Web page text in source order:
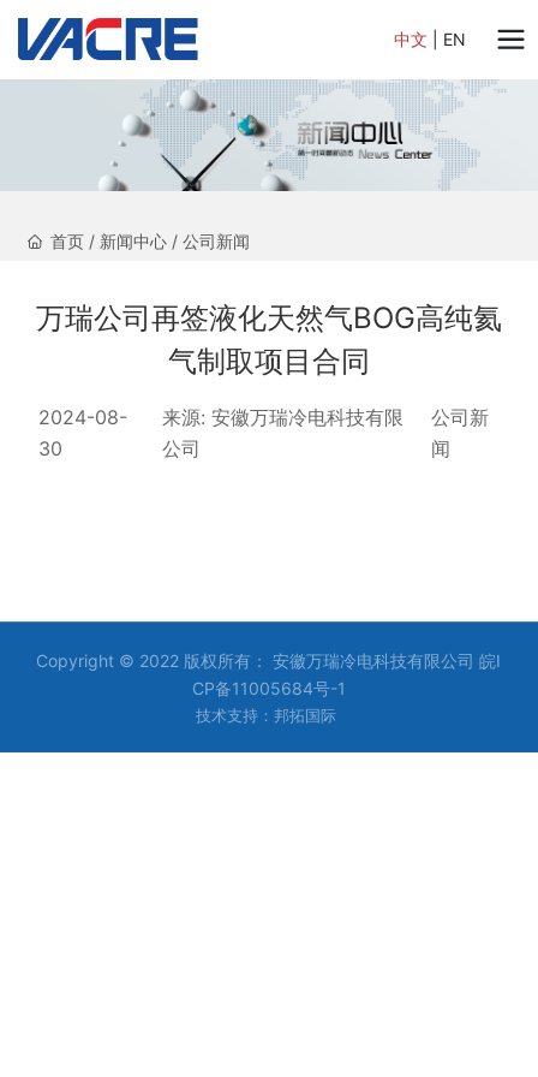
中文 EN
首页 / 新闻中心 /公司新闻
万瑞公司再签液化天然气BOG高纯氦
气制取项目合同
2024-08-
30
来源: 安徽万瑞冷电科技有限
公司
公司新
闻
Copyright © 2022 版权所有： 安徽万瑞冷电科技有限公司皖I
CP备11005684号-1
技术支持：邦拓国际